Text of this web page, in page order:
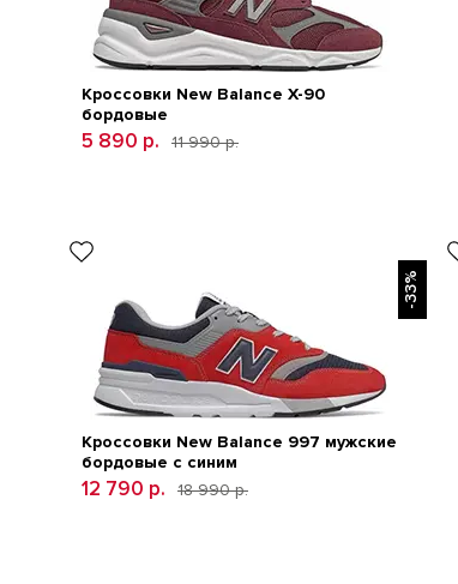
Кроссовки New Balance Х-90
бордовые
5 890 р. 11 990 р.
-33%
Кроссовки New Balance 997 мужские
бордовые с синим
12 790 р. 18 990 р.